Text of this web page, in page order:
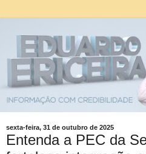
sexta-feira, 31 de outubro de 2025
Entenda a PEC da